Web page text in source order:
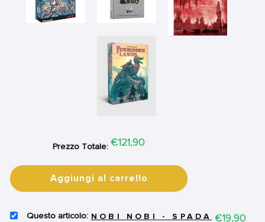
Prezzo Totale: Price
€121,90
Aggiungi al carrello
SELECT
NOBI NOBI - SPADA Price
€19,90